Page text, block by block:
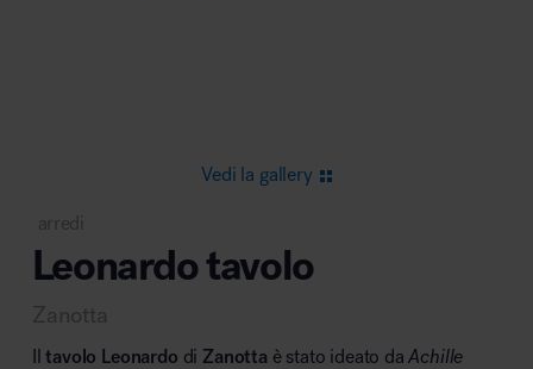
Area lounge e attesa
Vedi la gallery
arredi
Leonardo tavolo
Zanotta
Iltavolo Leonardo di Zanotta è stato ideato daAchille